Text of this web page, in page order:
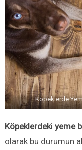
Köpeklerde
Köpeklerdeki yeme
olarak bu durumun